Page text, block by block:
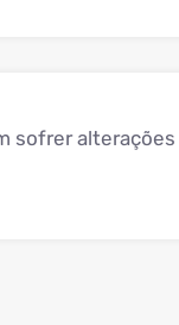
sofrer alterações